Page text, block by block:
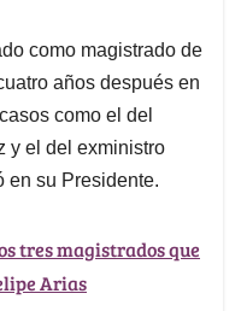
como magistrado de
años después en
como el del
y el del exministro
en su Presidente.
tres magistrados que
Arias